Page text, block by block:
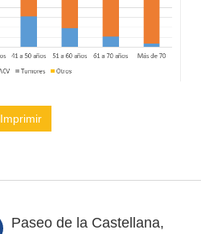
Imprimir
Paseo de la Castellana,